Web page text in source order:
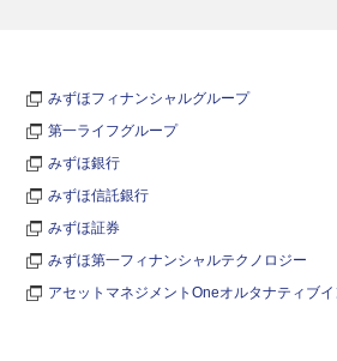
みずほフィナンシャルグループ
第一ライフグループ
みずほ銀行
みずほ信託銀行
みずほ証券
みずほ第一フィナンシャルテクノロジー
アセットマネジメントOneオルタナティブ